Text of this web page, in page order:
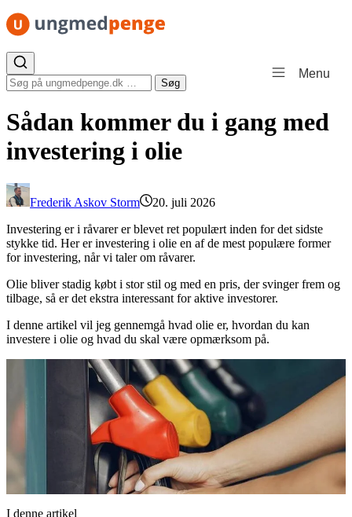
Spring til indhold
Menu
Søg efter: Søg
Sådan kommer du i gang med
investering i olie
Frederik Askov Storm
20. juli 2026
Investering er i råvarer er blevet ret populært inden for det sidste
stykke tid. Her er investering i olie en af de mest populære former
for investering, når vi taler om råvarer.
Olie bliver stadig købt i stor stil og med en pris, der svinger frem og
tilbage, så er det ekstra interessant for aktive investorer.
I denne artikel vil jeg gennemgå hvad olie er, hvordan du kan
investere i olie og hvad du skal være opmærksom på.
I denne artikel